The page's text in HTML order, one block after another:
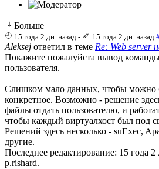
Больше
15 года 2 дн. назад - 15 года 2 дн. назад
Aleksej ответил в теме Re: Web server
Покажите пожалуйста вывод команды
пользователя.
Слишком мало данных, чтобы можно
конкретное. Возможно - решение
файлы отдать пользователю, и
чтобы каждый виртуалхост был под
Решений здесь несколько - suExec,
другие.
Последнее редактирование: 15 года 2
p.rishard.